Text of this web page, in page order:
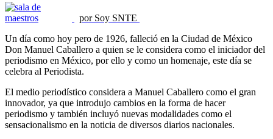
por Soy SNTE
Un día como hoy pero de 1926, falleció en la Ciudad de México
Don Manuel Caballero a quien se le considera como el iniciador del
periodismo en México, por ello y como un homenaje, este día se
celebra al Periodista.
El medio periodístico considera a Manuel Caballero como el gran
innovador, ya que introdujo cambios en la forma de hacer
periodismo y también incluyó nuevas modalidades como el
sensacionalismo en la noticia de diversos diarios nacionales.